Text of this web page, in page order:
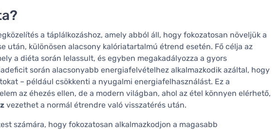
a táplálkozáshoz, amely abból áll, hogy fokozatosan növeljük a
után, különösen alacsony kalóriatartalmú étrend esetén. Fő célja az
a diéta során lelassult, és egyben megakadályozza a gyors
során alacsonyabb energiafelvételhez alkalmazkodik azáltal, hogy
– például csökkenti a nyugalmi energiafelhasználást. Ez a
az éhezés ellen, de a modern világban, ahol az étel könnyen elérhető,
vezethet a normál étrendre való visszatérés után.
számára, hogy fokozatosan alkalmazkodjon a magasabb